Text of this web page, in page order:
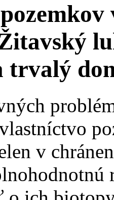
trvalý
v